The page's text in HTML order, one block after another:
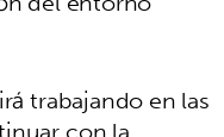
trabajando en las